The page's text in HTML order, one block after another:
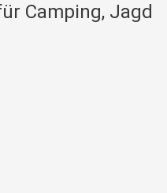
Camping, Jagd